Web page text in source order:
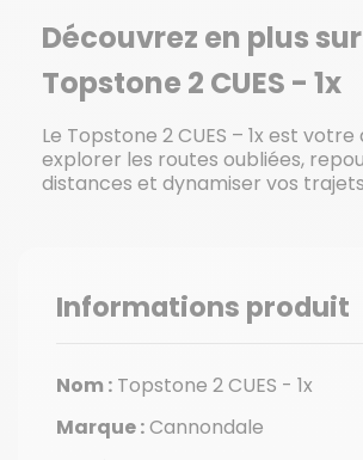
Découvrez en plus
Topstone 2 CUES - 1x
Le Topstone 2 CUES – 1x est
explorer les routes oubliées,
distances et dynamiser vos
Informations produit
Nom : Topstone 2 CUES - 1x
Marque :Cannondale